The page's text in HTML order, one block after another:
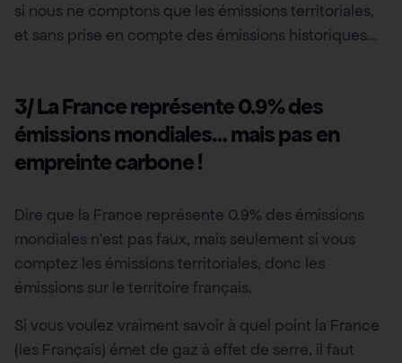
si nous ne comptons que les émissions territoriales,
et sans prise en compte des émissions historiques…
3/ La France représente 0.9% des
émissions mondiales… mais pas en
empreinte carbone !
Dire que la France représente 0.9% des émissions
mondiales n’est pas faux, mais seulement si vous
comptez les émissions territoriales, donc les
émissions sur le territoire français.
Si vous voulez vraiment savoir à quel point la France
(les Français) émet de gaz à effet de serre, il faut